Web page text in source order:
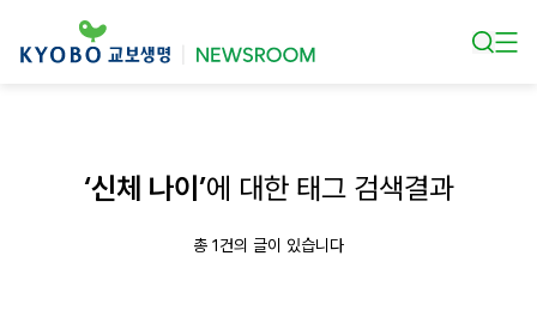
‘신체 나이’에 대한 태그 검색결과
총 1건의 글이 있습니다